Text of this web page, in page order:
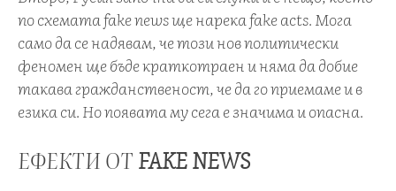
по схемата fake news ще нарека fake acts. Мога
само да се надявам, че този нов политически
феномен ще бъде краткотраен и няма да добие
такава гражданственост, че да го приемаме и в
езика си. Но появата му сега е значима и опасна.
ЕФЕКТИ ОТ FAKE NEWS